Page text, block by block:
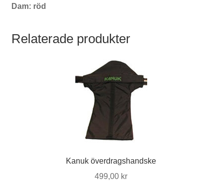
Dam: röd
Relaterade produkter
Kanuk överdragshandske
499,00 kr